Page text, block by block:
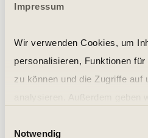
Impressum
Wir verwenden Cookies, um
personalisieren, Funktionen
zu können und die Zugriffe auf
soziale Medien, Werbung und
Notwendig